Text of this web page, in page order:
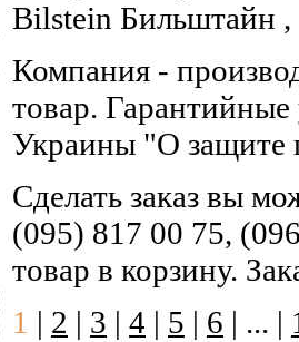
Bilstein Бильштайн ,
Компания -
товар. Гарантийные
Украины "О защите
Сделать заказ вы
(095) 817 00 75,
товар в корзину.
1 | 2 | 3 | 4 | 5 | 6 | ... |